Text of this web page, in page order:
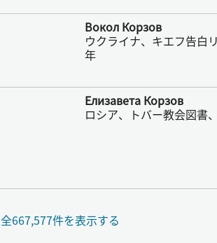
Вокол Корзов
ウクライナ、キエフ告白
年
Елизавета Корзов
ロシア、トバー教会図書
全667,577件を表示する